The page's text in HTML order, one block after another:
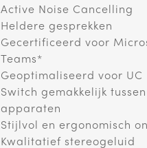
Active Noise Cancelling
Heldere gesprekken
Gecertificeerd voor
Teams*
Geoptimaliseerd voor UC
Switch gemakkelijk tussen
apparaten
Stijlvol en ergonomisch
Kwalitatief stereogeluid